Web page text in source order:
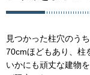
見つかった柱穴のう
70cmほどもあり、柱
いかにも頑丈な建物